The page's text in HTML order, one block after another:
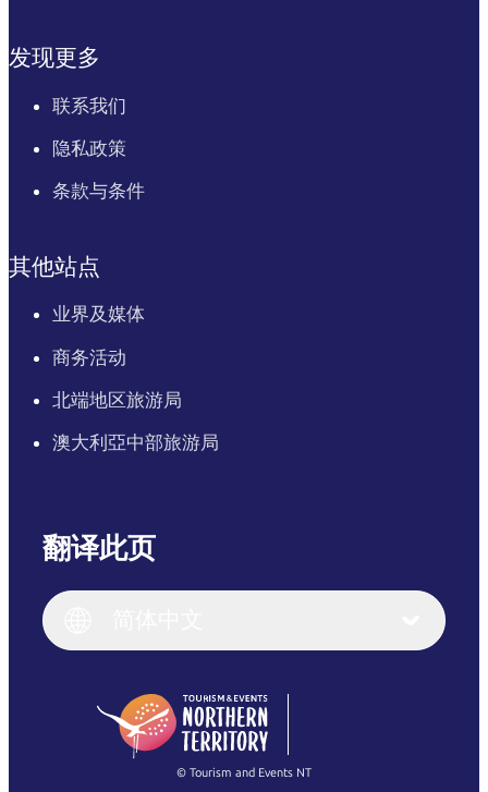
发现更多
联系我们
隐私政策
条款与条件
其他站点
业界及媒体
商务活动
北端地区旅游局
澳大利亞中部旅游局
翻译此页
English (US)
English
(Singapore)
Français
繁體中文
© Tourism and Events NT